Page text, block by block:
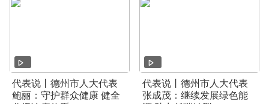
代表说丨德州市人大代表
鲍丽：守护群众健康 健全
代表说丨德州市人大代表
张成茂：继续发展绿色能